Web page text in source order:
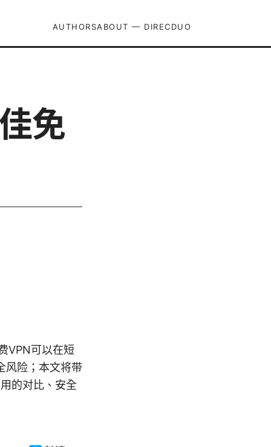
AUTHORSABOUT — DIRECDUO
免
VPN可以在短
风险；本文将带
的对比、安全